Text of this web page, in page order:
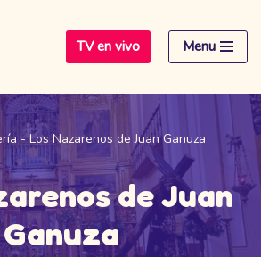
TV en vivo Menu
-Los Nazarenos de Juan Ganuza
de Juan
Ganuza